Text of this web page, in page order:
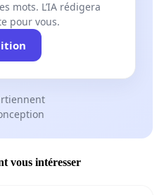
mots. L’IA rédigera
pour vous.
vous intéresser